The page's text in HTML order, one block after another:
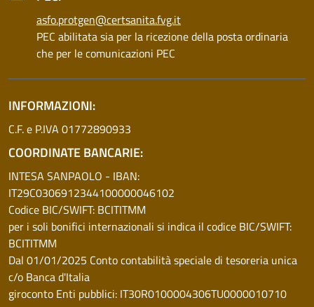
asfo.protgen@certsanita.fvg.it
PEC abilitata sia per la ricezione della posta ordinaria
che per le comunicazioni PEC
INFORMAZIONI:
C.F. e P.IVA 01772890933
COORDINATE BANCARIE:
INTESA SANPAOLO - IBAN:
IT29C0306912344100000046102
Codice BIC/SWIFT: BCITITMM
per i soli bonifici internazionali si indica il codice BIC/SWIFT:
BCITITMM
Dal 01/01/2025 Conto contabilità speciale di tesoreria unica
c/o Banca d'Italia
giroconto Enti pubblici: IT30R0100004306TU0000010710